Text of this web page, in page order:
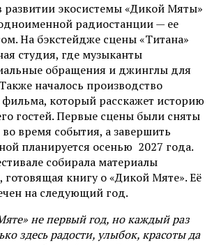
экосистемы «Дикой Мяты»
радиостанции — ее
На бэкстейдже сцены «Титана»
студия, где музыканты
обращения и джинглы для
началось производство
который расскажет историю
гостей. Первые сцены были сняты
время события, а завершить
планируется осенью 2027 года.
собирала материалы
готовящая книгу о «Дикой Мяте». Её
на следующий год.
не первый год, но каждый раз
здесь радости, улыбок, красоты да